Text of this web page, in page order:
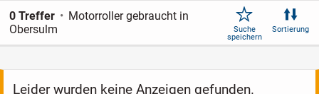
0 Treffer
Motorroller gebraucht in
Obersulm
Suche
speichern
Sortierung
Leider wurden keine Anzeigen gefunden.